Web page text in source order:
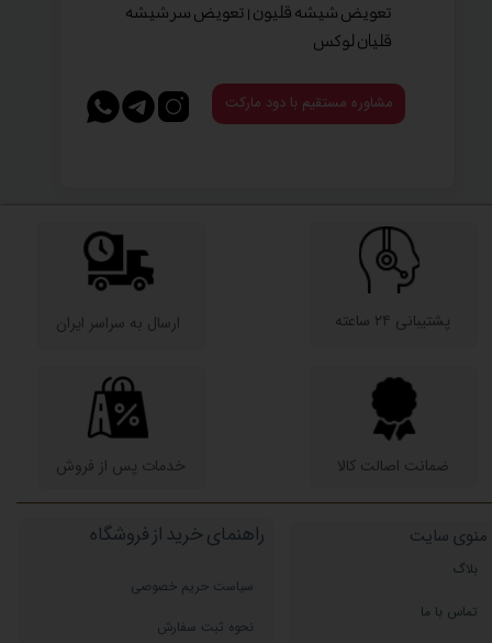
تعویض شیشه قلیون | تعویض سر شیشه
قلیان لوکس
مشاوره مستقیم با دود مارکت
پشتیبانی ۲۴ ساعته ​ارسال به سراسر ایران
​خدمات پس از فروش ضمانت اصالت کالا
راهنمای خرید از فروشگاه
سیاست حریم خصوصی
نحوه ثبت سفارش
منوی سایت
بلاگ
تماس با ما